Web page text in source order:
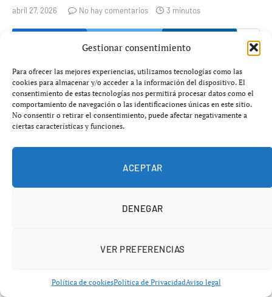
Gestionar consentimiento
Para ofrecer las mejores experiencias, utilizamos tecnologías como las
cookies para almacenar y/o acceder a la información del dispositivo. El
consentimiento de estas tecnologías nos permitirá procesar datos como el
comportamiento de navegación o las identificaciones únicas en este sitio.
No consentir o retirar el consentimiento, puede afectar negativamente a
ciertas características y funciones.
ACEPTAR
DENEGAR
VER PREFERENCIAS
Política de cookiesPolítica de PrivacidadAviso legal
abril 27, 2026 No hay comentarios 3 minutos